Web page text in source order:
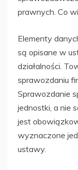
prawnych. Co
Elementy
są opisane w
działalności.
sprawozdaniu
Sprawozdanie
jednostki, a nie
jest
wyznaczone
ustawy.